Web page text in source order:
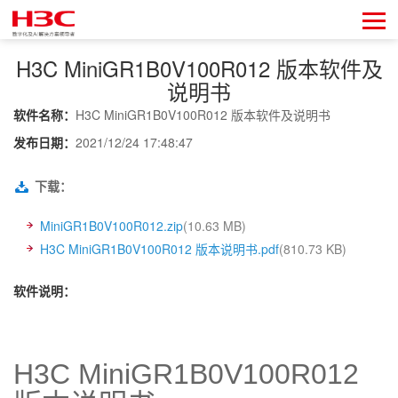
H3C MiniGR1B0V100R012 版本软件及
说明书
软件名称： H3C MiniGR1B0V100R012 版本软件及说明书
发布日期： 2021/12/24 17:48:47
下载：
MiniGR1B0V100R012.zip(10.63 MB)
H3C MiniGR1B0V100R012 版本说明书.pdf(810.73 KB)
软件说明：
H3C MiniGR1B0V100R012